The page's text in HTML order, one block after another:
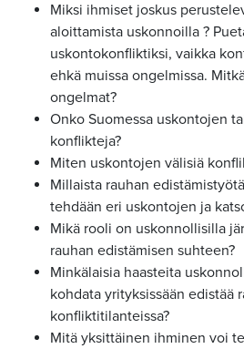
Miksi ihmiset joskus
aloittamista uskonnoilla ?
uskontokonfliktiksi, vaikka
ehkä muissa ongelmissa.
ongelmat?
Onko Suomessa uskontojen
konflikteja?
Miten uskontojen välisiä
Millaista rauhan
tehdään eri uskontojen ja
Mikä rooli on uskonnollisilla
rauhan edistämisen suhteen?
Minkälaisia haasteita
kohdata yrityksissään edistää
konfliktitilanteissa?
Mitä yksittäinen ihminen voi